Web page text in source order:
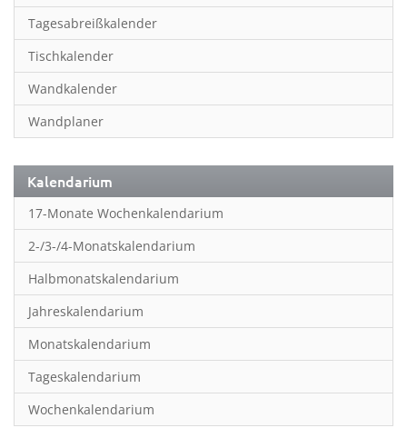
Inpiration & Entspannung
Inspiration & Entspannung
Inspiration & Spiritualität
Kinderkalender
Kunst
Länder & Städte
Landschaft & Natur
Lifestyle
Literatur
Manga & Animé
Neutrale Kalender
Partner- & Wandplaner
Planung & Organisation
Tagesabreißkalender
Tischkalender
Wandkalender
Wandplaner
Kalendarium
17-Monate Wochenkalendarium
2-/3-/4-Monatskalendarium
Halbmonatskalendarium
Jahreskalendarium
Monatskalendarium
Tageskalendarium
Wochenkalendarium